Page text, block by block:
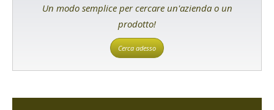
Un modo semplice per cercare un'azienda o un
prodotto!
Cerca adesso